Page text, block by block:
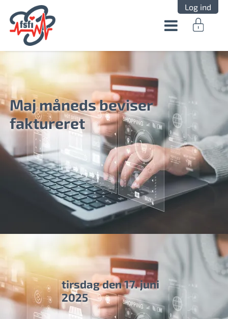
Log ind
Maj måneds beviser
faktureret
tirsdag den 17. juni
2025